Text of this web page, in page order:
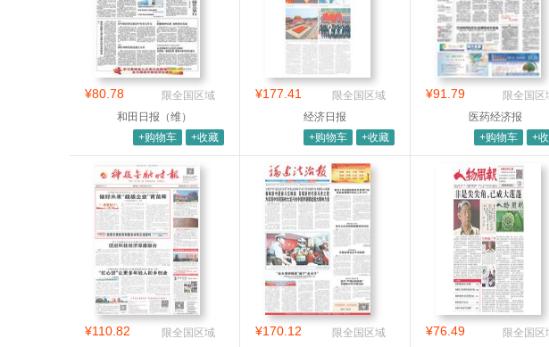
¥80.78
限全国区域
和田日报（维）
+购物车
+收藏
¥177.41
限全国区域
经济日报
+购物车
+收藏
¥91.79
限全国区
医药经济报
+购物车
+
¥110.82
限全国区域
¥170.12
限全国区域
¥76.49
限全国区